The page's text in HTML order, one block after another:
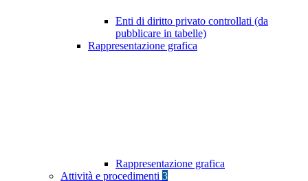
Enti di diritto privato controllati (da
pubblicare in tabelle)
Rappresentazione grafica
Rappresentazione grafica
Attività e procedimenti 3